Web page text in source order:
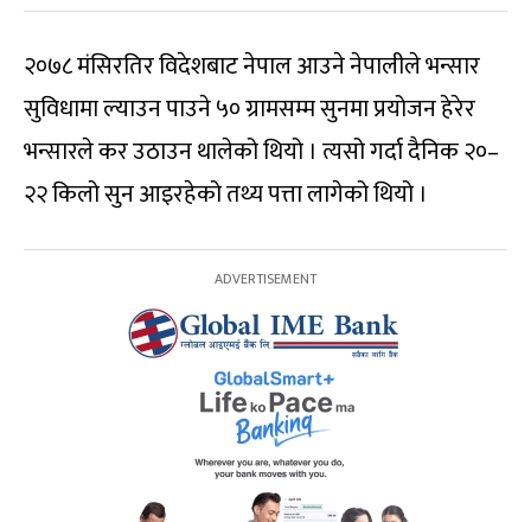
२०७८ मंसिरतिर विदेशबाट नेपाल आउने नेपालीले भन्सार
सुविधामा ल्याउन पाउने ५० ग्रामसम्म सुनमा प्रयोजन हेरेर
भन्सारले कर उठाउन थालेको थियो । त्यसो गर्दा दैनिक २०–
२२ किलो सुन आइरहेको तथ्य पत्ता लागेको थियो ।